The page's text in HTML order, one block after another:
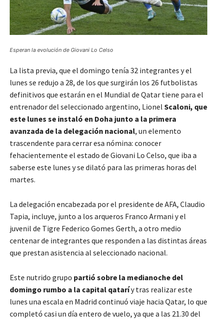
Esperan la evolución de Giovani Lo Celso
La lista previa, que el domingo tenía 32 integrantes y el
lunes se redujo a 28, de los que surgirán los 26 futbolistas
definitivos que estarán en el Mundial de Qatar tiene para el
entrenador del seleccionado argentino, Lionel Scaloni, que
este lunes se instaló en Doha junto a la primera
avanzada de la delegación nacional, un elemento
trascendente para cerrar esa nómina: conocer
fehacientemente el estado de Giovani Lo Celso, que iba a
saberse este lunes y se dilató para las primeras horas del
martes.
La delegación encabezada por el presidente de AFA, Claudio
Tapia, incluye, junto a los arqueros Franco Armani y el
juvenil de Tigre Federico Gomes Gerth, a otro medio
centenar de integrantes que responden a las distintas áreas
que prestan asistencia al seleccionado nacional.
Este nutrido grupo partió sobre la medianoche del
domingo rumbo a la capital qataríy tras realizar este
lunes una escala en Madrid continuó viaje hacia Qatar, lo que
completó casi un día entero de vuelo, ya que a las 21.30 del